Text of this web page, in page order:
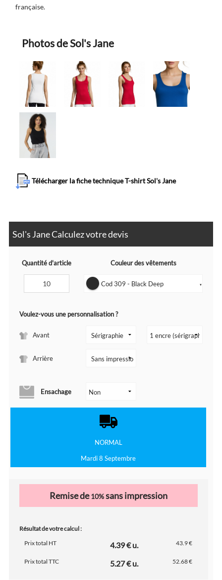
française.
Photos de Sol's Jane
Télécharger la fiche technique T-shirt Sol's Jane
Sol's Jane Calculez votre devis
Quantité d'article Couleur des vêtements
Cod 309 - Black Deep ▼
Voulez-vous une personnalisation ?
Avant
Arrière
Ensachage
NORMAL
Mardi 8 Septembre
Remise de10%sans impression
Résultat de votre calcul :
Prix total HT
4.39 € u. 43.9 €
Prix total TTC 5.27 € u. 52.68 €